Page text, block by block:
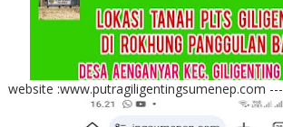
website :www.putragiligentingsumenep.com ---